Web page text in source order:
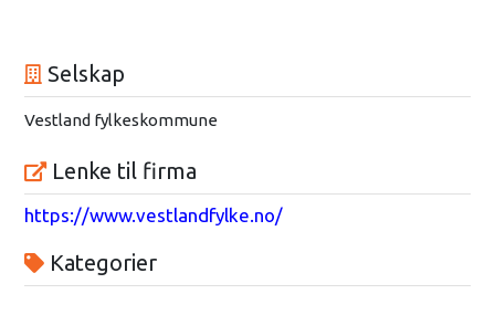
Selskap
Vestland fylkeskommune
Lenke til firma
https://www.vestlandfylke.no/
Kategorier